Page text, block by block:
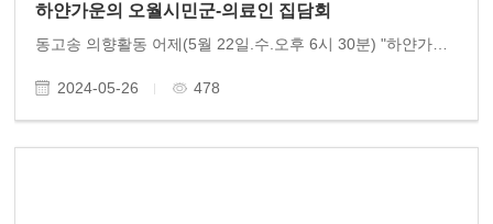
하얀가운의 오월시민군-의료인 집담회
동고송 의향활동 어제(5월 22일.수.오후 6시 30분) "하얀가운의 오월시민군 구술집담회"를 동고송 주관으로 전일빌딩 245 대강당에서 개최했습니다. 80년 5월, 10일간의 항쟁 속에 총상 당한 시민들을 헌신적으로 치료하며 생명을 구했던 그날의 의료인들을 모시고 이야기..
2024-05-26 478